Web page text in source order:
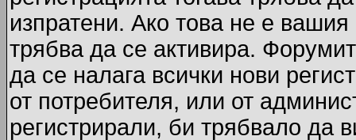
изпратени. Ако това не е
трябва да се активира.
да се налага всички нови
от потребителя, или от
регистрирали, би трябвало да